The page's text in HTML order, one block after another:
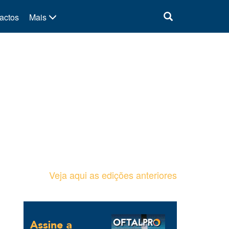
Mais
Veja aqui as edições anteriores